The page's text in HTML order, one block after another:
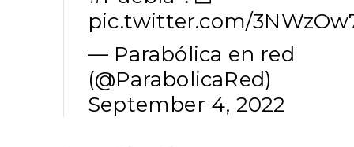
pic.twitter.com/
— Parabólica en red
(@ParabolicaRed)
September 4, 2022